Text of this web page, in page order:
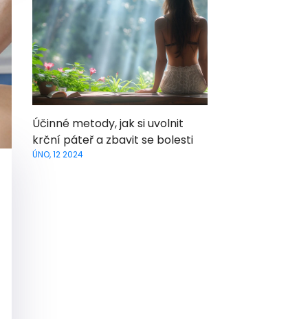
Účinné metody, jak si uvolnit
krční páteř a zbavit se bolesti
ÚNO, 12 2024